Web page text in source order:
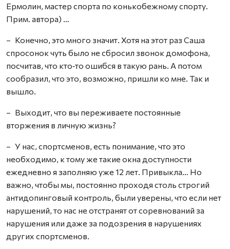
Ермолин, мастер спорта по конькобежному спорту.
Прим. автора) …
– Конечно, это много значит. Хотя на этот раз Саша
спросонок чуть было не сбросил звонок домофона,
посчитав, что кто‑то ошибся в такую рань. А потом
сообразил, что это, возможно, пришли ко мне. Так и
вышло.
– Выходит, что вы переживаете постоянные
вторжения в личную жизнь?
– У нас, спортсменов, есть понимание, что это
необходимо, к тому же такие окна доступности
ежедневно я заполняю уже 12 лет. Привыкла… Но
важно, чтобы мы, постоянно проходя столь строгий
антидопинговый контроль, были уверены, что если нет
нарушений, то нас не отстранят от соревнований за
нарушения или даже за подозрения в нарушениях
других спортсменов.